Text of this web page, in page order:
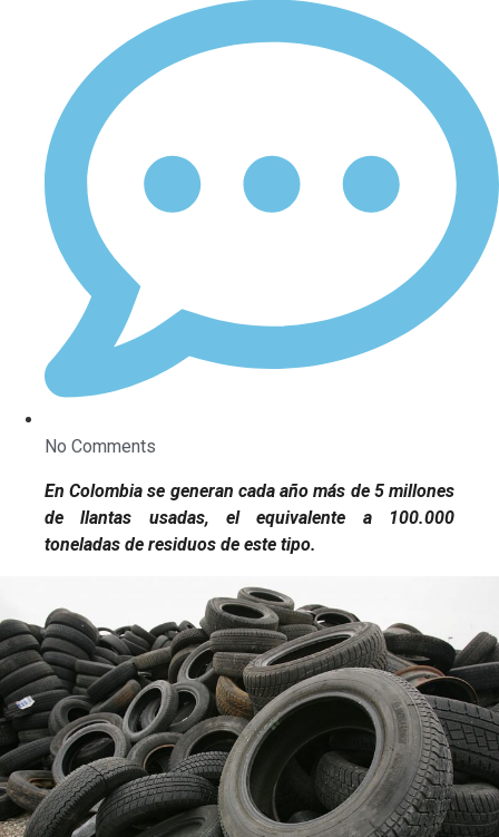
No Comments
En Colombia se generan cada año más de 5 millones
de llantas usadas, el equivalente a 100.000
toneladas de residuos de este tipo.